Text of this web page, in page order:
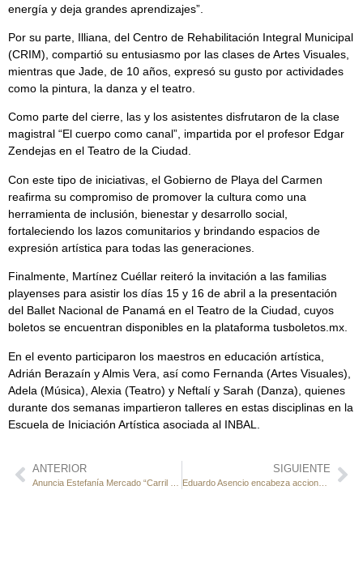
energía y deja grandes aprendizajes”.
Por su parte, Illiana, del Centro de Rehabilitación Integral Municipal
(CRIM), compartió su entusiasmo por las clases de Artes Visuales,
mientras que Jade, de 10 años, expresó su gusto por actividades
como la pintura, la danza y el teatro.
Como parte del cierre, las y los asistentes disfrutaron de la clase
magistral “El cuerpo como canal”, impartida por el profesor Edgar
Zendejas en el Teatro de la Ciudad.
Con este tipo de iniciativas, el Gobierno de Playa del Carmen
reafirma su compromiso de promover la cultura como una
herramienta de inclusión, bienestar y desarrollo social,
fortaleciendo los lazos comunitarios y brindando espacios de
expresión artística para todas las generaciones.
Finalmente, Martínez Cuéllar reiteró la invitación a las familias
playenses para asistir los días 15 y 16 de abril a la presentación
del Ballet Nacional de Panamá en el Teatro de la Ciudad, cuyos
boletos se encuentran disponibles en la plataforma tusboletos.mx.
En el evento participaron los maestros en educación artística,
Adrián Berazaín y Almis Vera, así como Fernanda (Artes Visuales),
Adela (Música), Alexia (Teatro) y Neftalí y Sarah (Danza), quienes
durante dos semanas impartieron talleres en estas disciplinas en la
Escuela de Iniciación Artística asociada al INBAL.
ANTERIOR SIGUIENTE
Eduardo Asencio encabeza acciones firmes para erradicar el trabajo infantil en Playa del Carmen